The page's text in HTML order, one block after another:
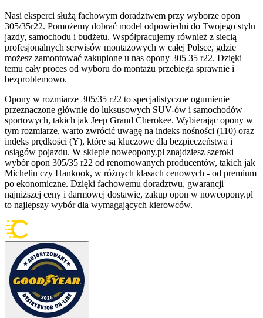
Nasi eksperci służą fachowym doradztwem przy wyborze opon
305/35r22. Pomożemy dobrać model odpowiedni do Twojego stylu
jazdy, samochodu i budżetu. Współpracujemy również z siecią
profesjonalnych serwisów montażowych w całej Polsce, gdzie
możesz zamontować zakupione u nas opony 305 35 r22. Dzięki
temu cały proces od wyboru do montażu przebiega sprawnie i
bezproblemowo.
Opony w rozmiarze 305/35 r22 to specjalistyczne ogumienie
przeznaczone głównie do luksusowych SUV-ów i samochodów
sportowych, takich jak Jeep Grand Cherokee. Wybierając opony w
tym rozmiarze, warto zwrócić uwagę na indeks nośności (110) oraz
indeks prędkości (Y), które są kluczowe dla bezpieczeństwa i
osiągów pojazdu. W sklepie noweopony.pl znajdziesz szeroki
wybór opon 305/35 r22 od renomowanych producentów, takich jak
Michelin czy Hankook, w różnych klasach cenowych - od premium
po ekonomiczne. Dzięki fachowemu doradztwu, gwarancji
najniższej ceny i darmowej dostawie, zakup opon w noweopony.pl
to najlepszy wybór dla wymagających kierowców.